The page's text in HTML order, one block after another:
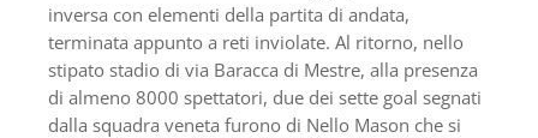
inversa con elementi della partita di andata,
terminata appunto a reti inviolate. Al ritorno, nello
stipato stadio di via Baracca di Mestre, alla presenza
di almeno 8000 spettatori, due dei sette goal segnati
dalla squadra veneta furono di Nello Mason che si